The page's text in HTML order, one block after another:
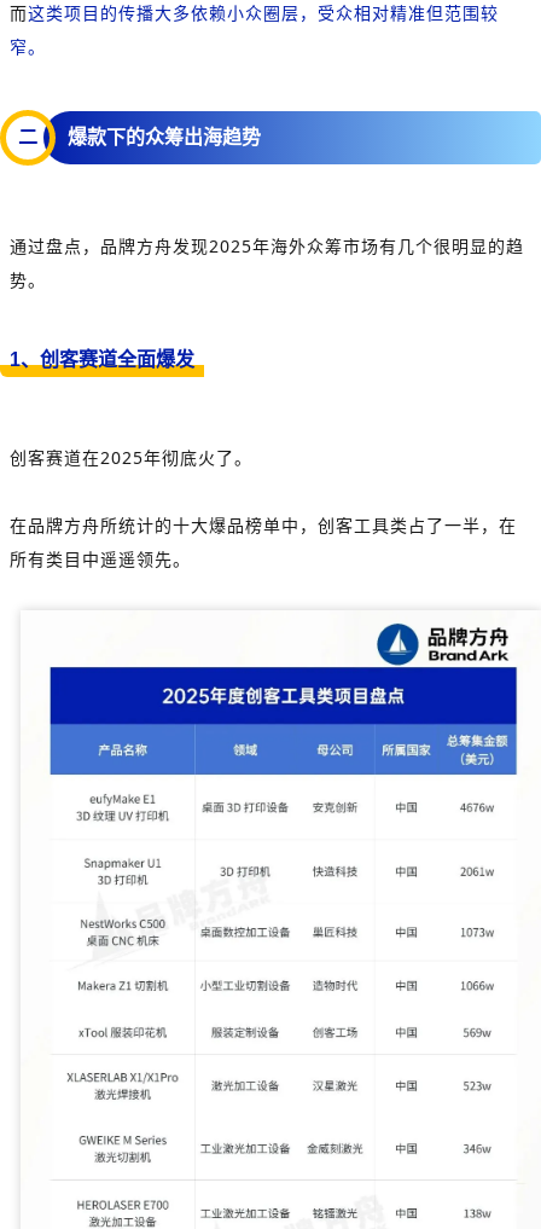
而这类项目的传播大多依赖小众圈层，受众相对精准但范围较
窄。
二 爆款下的众筹出海趋势
通过盘点，品牌方舟发现2025年海外众筹市场有几个很明显的趋
势。
1、创客赛道全面爆发
创客赛道在2025年彻底火了。
在品牌方舟所统计的十大爆品榜单中，创客工具类占了一半，在
所有类目中遥遥领先。